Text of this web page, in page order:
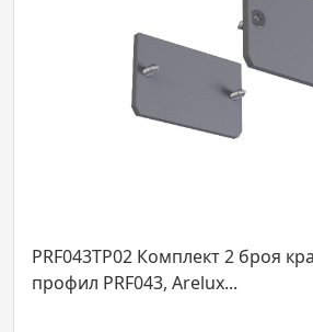
Комплект 2 броя крайни
PRF043, Arelux...